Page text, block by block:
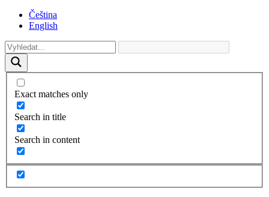
Čeština
English
Exact matches only
Search in title
Search in content